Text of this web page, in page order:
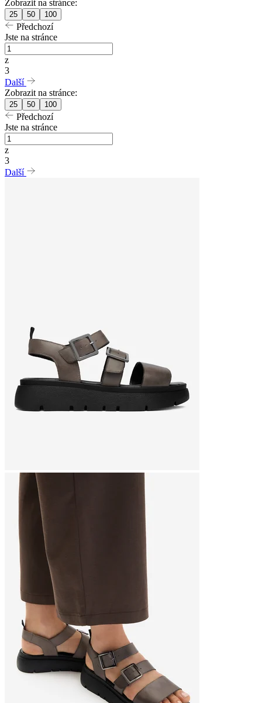
Zobrazit na stránce:
25 50 100
Předchozí
Jste na stránce
z
3
Další
Zobrazit na stránce:
25 50 100
Předchozí
Jste na stránce
z
3
Další